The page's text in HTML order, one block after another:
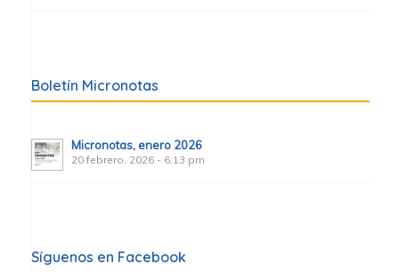
Boletín Micronotas
Micronotas, enero 2026
20 febrero, 2026 - 6:13 pm
Síguenos en Facebook